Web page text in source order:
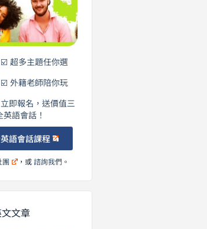
開
始
說
英
語！
☑️ 超多主題任你選
☑️ 外籍老師陪你玩
即報名，送價值三
語會話！
語會話課程
團 ，或諮詢我們 。
文章